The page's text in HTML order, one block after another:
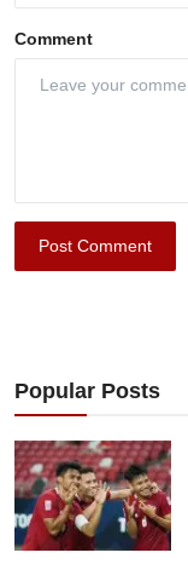
Comment
Post Comment
Popular Posts